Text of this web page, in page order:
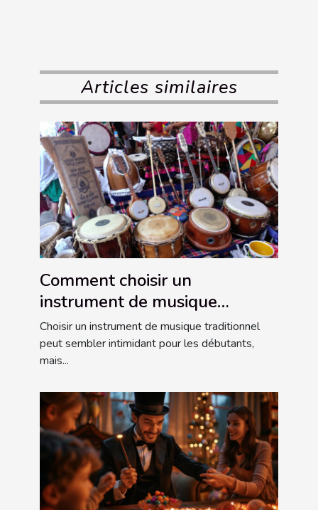
Articles similaires
Comment choisir un
instrument de musique
traditionnel pour débutants ?
Choisir un instrument de musique traditionnel
peut sembler intimidant pour les débutants,
mais...